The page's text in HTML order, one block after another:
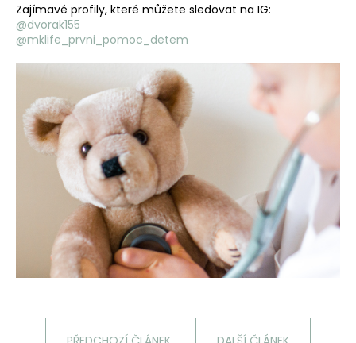
Zajímavé profily, které můžete sledovat na IG:
@dvorak155
@mklife_prvni_pomoc_detem